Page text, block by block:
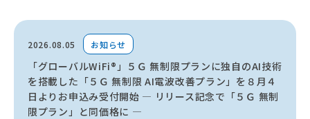
2026.08.05 お知らせ
「グローバルWiFi®」５Ｇ 無制限プランに独自のAI技術
を搭載した「５Ｇ 無制限 AI電波改善プラン」を８月４
日よりお申込み受付開始 ― リリース記念で「５Ｇ 無制
限プラン」と同価格に ―